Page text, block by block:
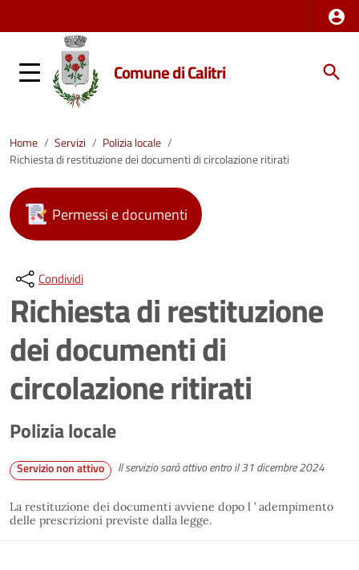
Comune di Calitri
Home / Servizi / Polizia locale /
Richiesta di restituzione dei documenti di circolazione ritirati
Permessi e documenti
Condividi
Richiesta di restituzione
dei documenti di
circolazione ritirati
Polizia locale
Servizio non attivo Il servizio sarà attivo entro il 31 dicembre 2024
La restituzione dei documenti avviene dopo l ’ adempimento
delle prescrizioni previste dalla legge.